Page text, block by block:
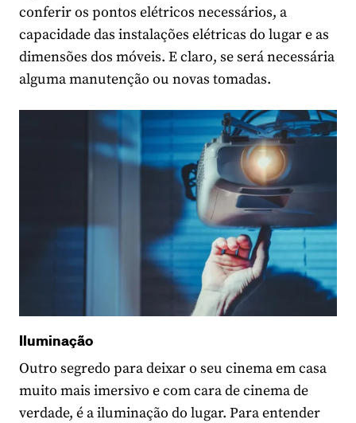
conferir os pontos elétricos necessários, a
capacidade das instalações elétricas do lugar e as
dimensões dos móveis. E claro, se será necessária
alguma manutenção ou novas tomadas.
Iluminação
Outro segredo para deixar o seu cinema em casa
muito mais imersivo e com cara de cinema de
verdade, é a iluminação do lugar. Para entender